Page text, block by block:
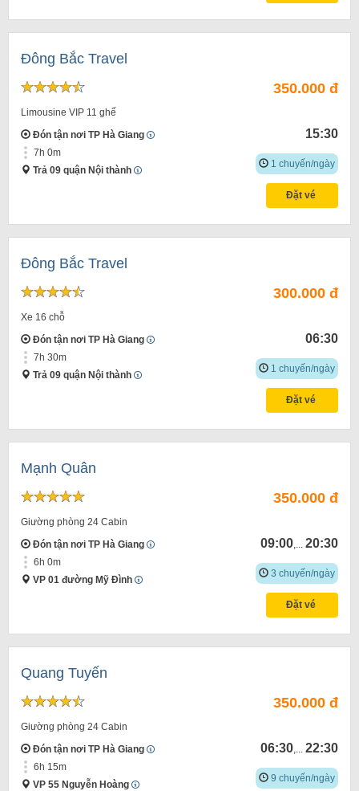
Đông Bắc Travel
Limousine VIP 11 ghế
Đón tận nơi TP Hà Giang
7h 0m
Trả 09 quận Nội thành
350.000 đ
15:30
1 chuyến/ngày
Đặt vé
Đông Bắc Travel
Xe 16 chỗ
Đón tận nơi TP Hà Giang
7h 30m
Trả 09 quận Nội thành
300.000 đ
06:30
1 chuyến/ngày
Đặt vé
Mạnh Quân
Giường phòng 24 Cabin
Đón tận nơi TP Hà Giang
6h 0m
VP 01 đường Mỹ Đình
350.000 đ
09:00 20:30
3 chuyến/ngày
Đặt vé
Quang Tuyến
Giường phòng 24 Cabin
Đón tận nơi TP Hà Giang
6h 15m
VP 55 Nguyễn Hoàng
350.000 đ
06:30 22:30
9 chuyến/ngày